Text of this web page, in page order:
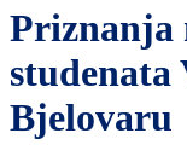
Search
Priznanja
studenata
Bjelovaru